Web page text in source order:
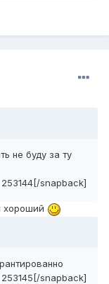
не буду за ту
253144[/snapback]
хороший
253145[/snapback]